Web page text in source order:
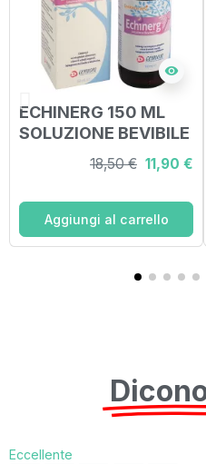
visibility
ECHINERG 150 ML
SOLUZIONE BEVIBILE
18,50 € 11,90 €
Aggiungi al carrello
Eccellente